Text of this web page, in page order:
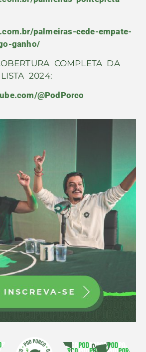
palmeiras-cede-empate-
ganho/
COMPLETA DA
2024:
@PodPorco